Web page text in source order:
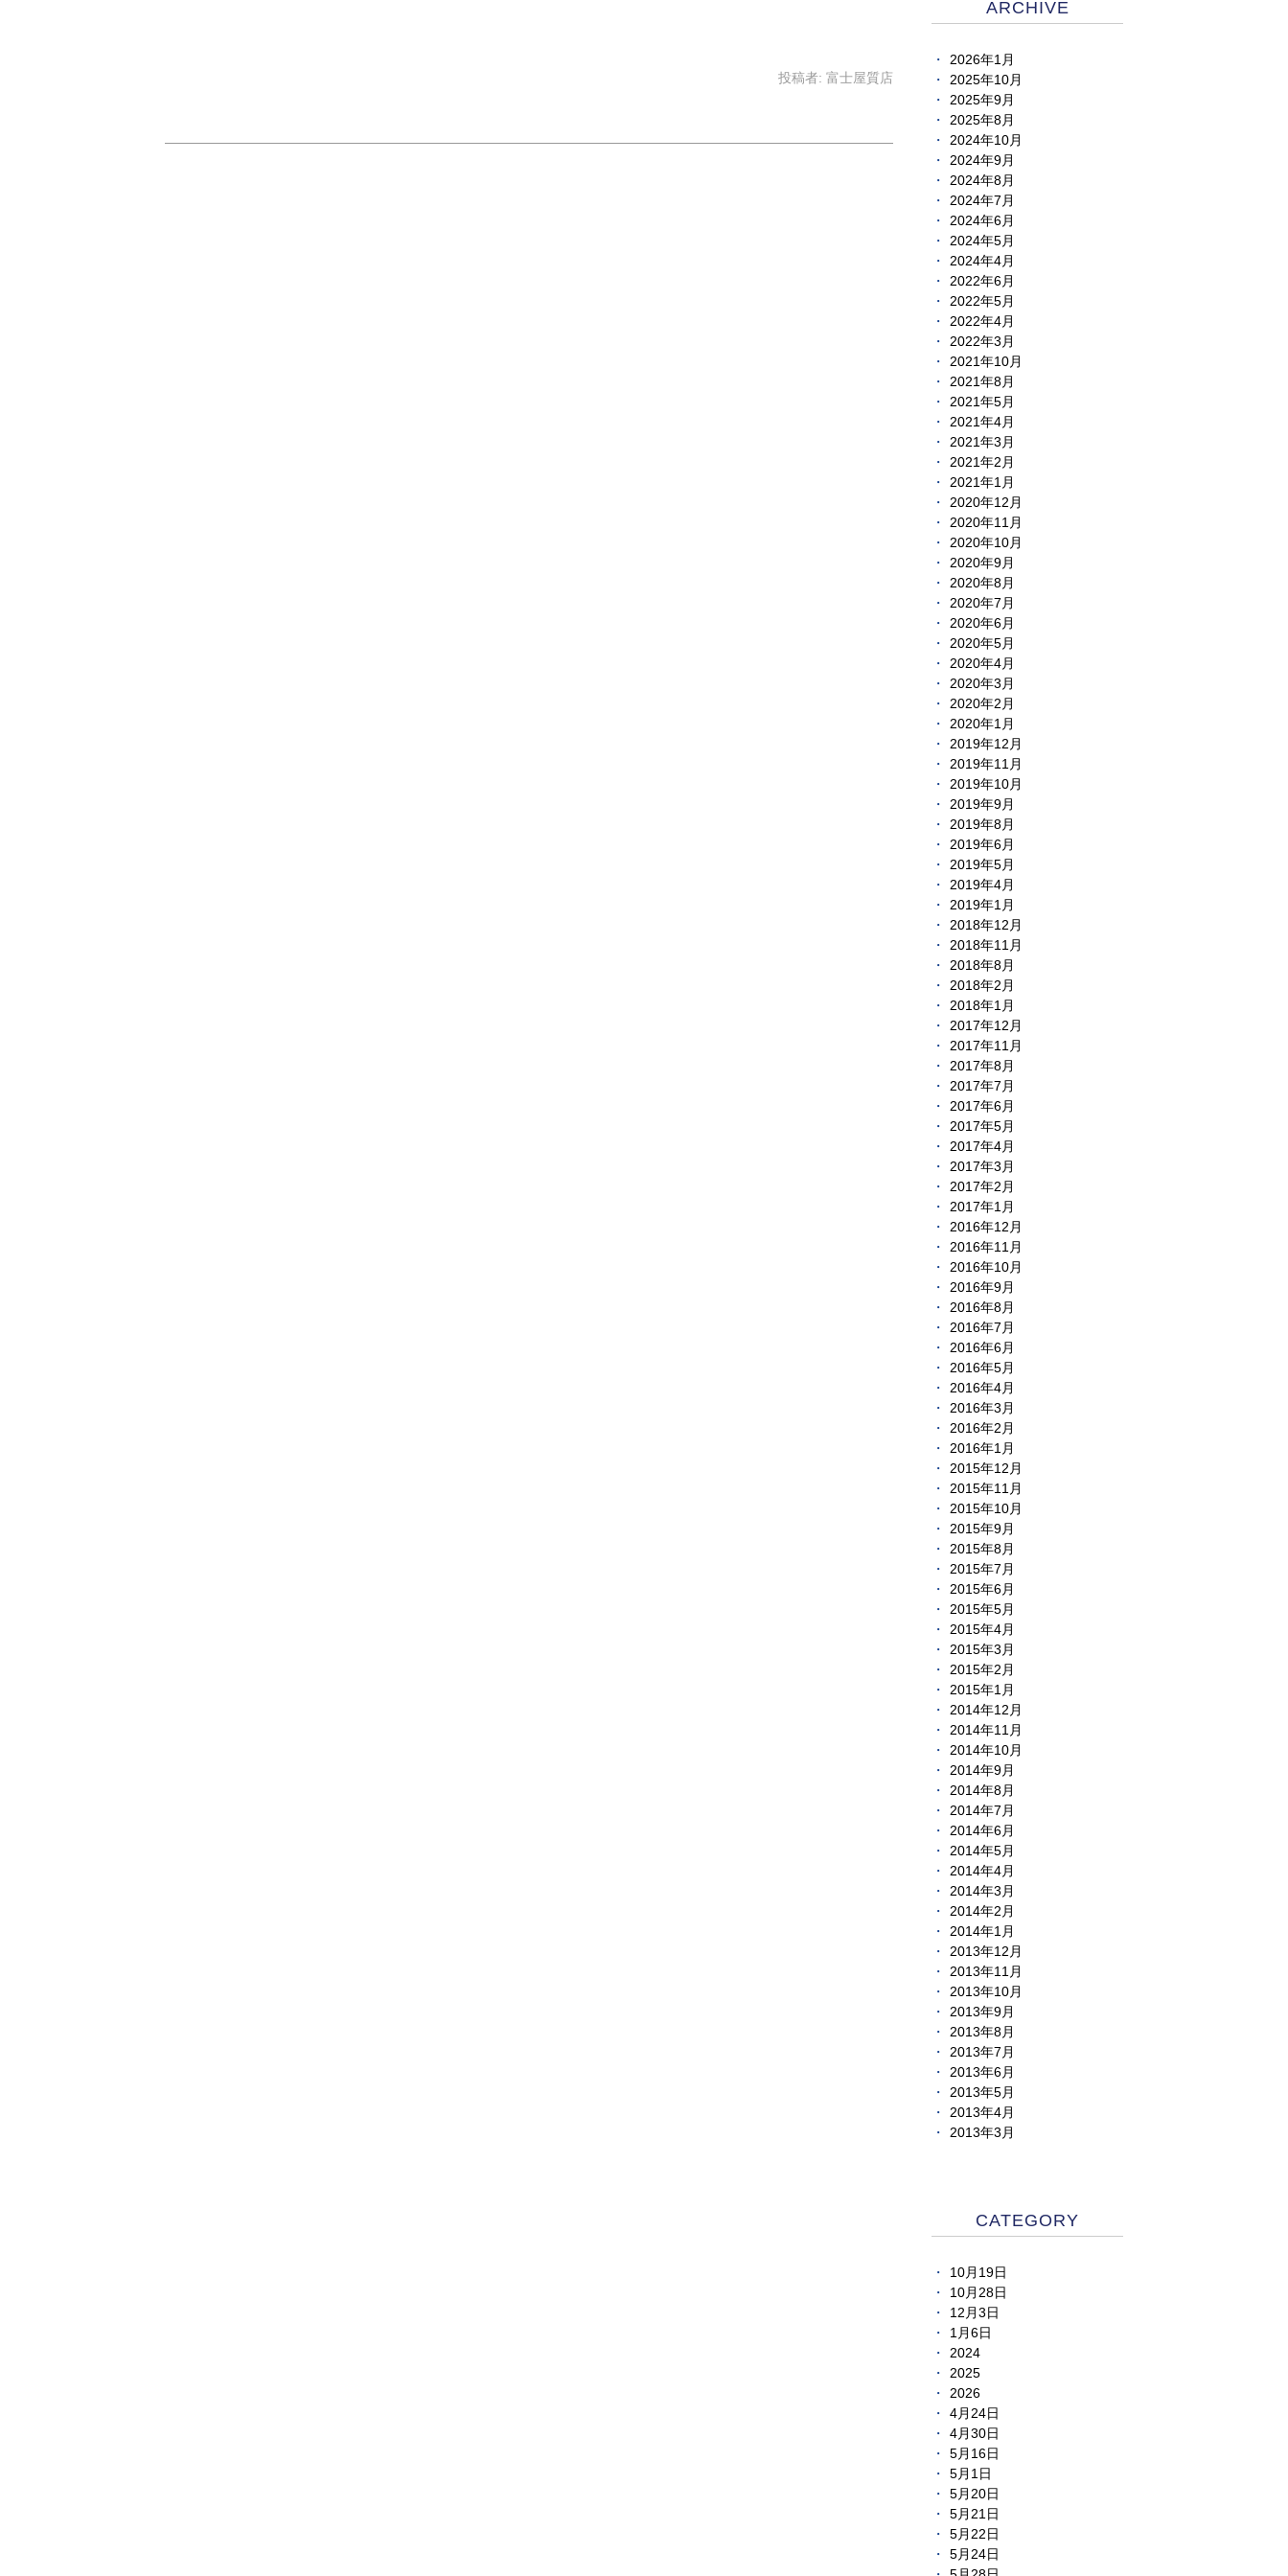
投稿者: 富士屋質店
ARCHIVE
2026年1月
2025年10月
2025年9月
2025年8月
2024年10月
2024年9月
2024年8月
2024年7月
2024年6月
2024年5月
2024年4月
2022年6月
2022年5月
2022年4月
2022年3月
2021年10月
2021年8月
2021年5月
2021年4月
2021年3月
2021年2月
2021年1月
2020年12月
2020年11月
2020年10月
2020年9月
2020年8月
2020年7月
2020年6月
2020年5月
2020年4月
2020年3月
2020年2月
2020年1月
2019年12月
2019年11月
2019年10月
2019年9月
2019年8月
2019年6月
2019年5月
2019年4月
2019年1月
2018年12月
2018年11月
2018年8月
2018年2月
2018年1月
2017年12月
2017年11月
2017年8月
2017年7月
2017年6月
2017年5月
2017年4月
2017年3月
2017年2月
2017年1月
2016年12月
2016年11月
2016年10月
2016年9月
2016年8月
2016年7月
2016年6月
2016年5月
2016年4月
2016年3月
2016年2月
2016年1月
2015年12月
2015年11月
2015年10月
2015年9月
2015年8月
2015年7月
2015年6月
2015年5月
2015年4月
2015年3月
2015年2月
2015年1月
2014年12月
2014年11月
2014年10月
2014年9月
2014年8月
2014年7月
2014年6月
2014年5月
2014年4月
2014年3月
2014年2月
2014年1月
2013年12月
2013年11月
2013年10月
2013年9月
2013年8月
2013年7月
2013年6月
2013年5月
2013年4月
2013年3月
CATEGORY
10月19日
10月28日
12月3日
1月6日
2024
2025
2026
4月24日
4月30日
5月16日
5月1日
5月20日
5月21日
5月22日
5月24日